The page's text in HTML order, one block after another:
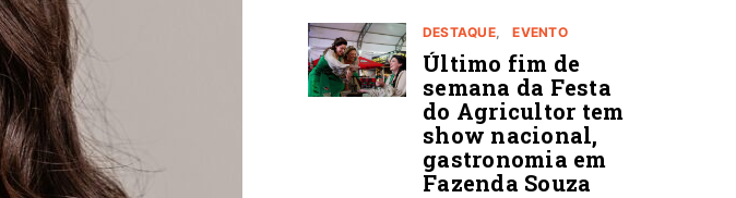
DESTAQUE EVENTO
Último fim de
semana da Festa
do Agricultor tem
show nacional,
gastronomia em
Fazenda Souza